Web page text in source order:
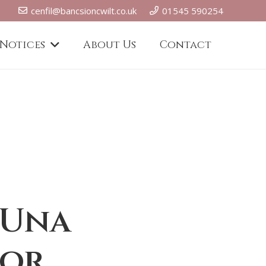
cenfil@bancsioncwilt.co.uk 01545 590254
About Us Contact